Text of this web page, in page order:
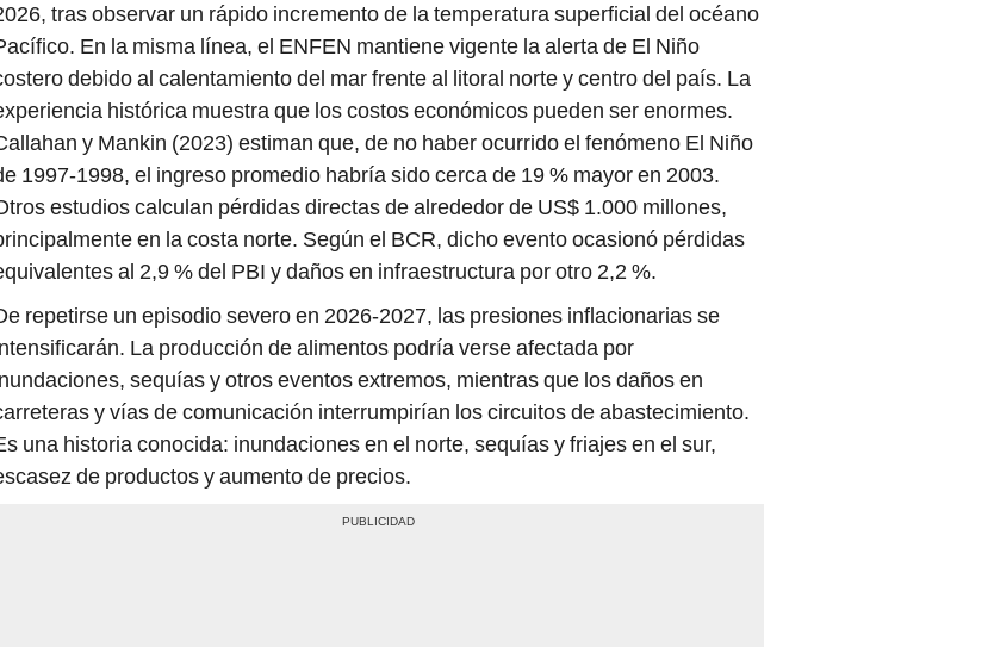
tras observar un rápido incremento de la temperatura superficial del océano
En la misma línea, el ENFEN mantiene vigente la alerta de El Niño
debido al calentamiento del mar frente al litoral norte y centro del país. La
histórica muestra que los costos económicos pueden ser enormes.
y Mankin (2023) estiman que, de no haber ocurrido el fenómeno El Niño
1997-1998, el ingreso promedio habría sido cerca de 19 % mayor en 2003.
estudios calculan pérdidas directas de alrededor de US$ 1.000 millones,
en la costa norte. Según el BCR, dicho evento ocasionó pérdidas
al 2,9 % del PBI y daños en infraestructura por otro 2,2 %.
repetirse un episodio severo en 2026-2027, las presiones inflacionarias se
La producción de alimentos podría verse afectada por
sequías y otros eventos extremos, mientras que los daños en
y vías de comunicación interrumpirían los circuitos de abastecimiento.
una historia conocida: inundaciones en el norte, sequías y friajes en el sur,
de productos y aumento de precios.